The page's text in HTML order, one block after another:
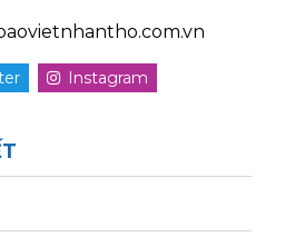
Instagram